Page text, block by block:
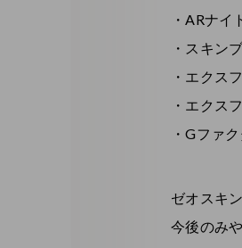
・ARナイ
・スキン
・エクス
・エクス
・Gファ
ゼオスキ
今後のみ